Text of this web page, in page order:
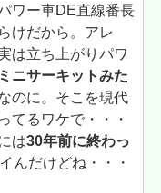
ワー車DE直線番長
けだから。アレ
は立ち上がりパワ
ミニサーキットみた
のに。そこを現代
てるワケで・・・
は30年前に終わっ
んだけどね・・・